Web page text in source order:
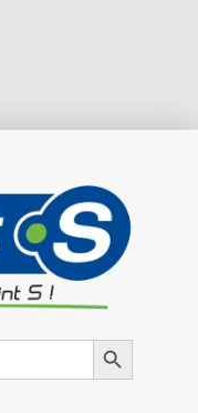
Search Button